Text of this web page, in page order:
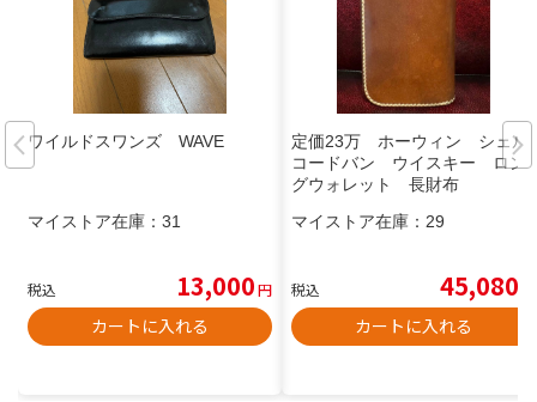
ワイルドスワンズ WAVE
マイストア在庫： 31
税込 13,000円
カートに入れる
定価23万 ホーウィン シェル
コードバン ウイスキー ロン
グウォレット 長財布
マイストア在庫： 29
税込 45,080
カートに入れる